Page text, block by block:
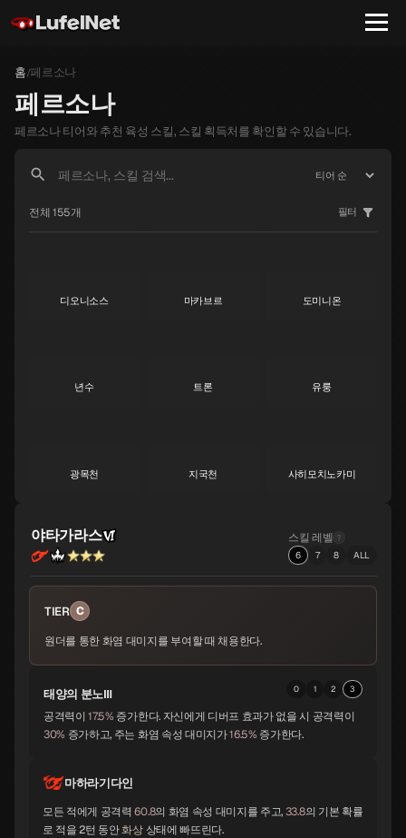
홈/페르소나
페르소나
페르소나 티어와 추천 육성 스킬, 스킬 획득처를 확인할 수 있습니다.
전체 155개 필터
야노식 가브리엘
디오니소스 마카브르 도미니온
년수 트론 유룽
광목천 지국천 사히모치노카미
황룡 아메노우즈메
산달폰 비슈누
A
자오우곤겐 비사문천
A
시바 토르 멜키세덱
야타가라스 스킬 레벨
6 7 8 ALL
TIER C
원더를 통한 화염 대미지를 부여할 때 채용한다.
태양의 분노Ⅲ 0 1 2 3
공격력이17.5% 증가한다. 자신에게 디버프 효과가 없을 시 공격력이
30% 증가하고, 주는 화염 속성 대미지가16.5% 증가한다.
마하라기다인
모든 적에게 공격력60.8의 화염 속성 대미지를 주고,33.8의 기본 확률
로 적을 2턴 동안화상상태에 빠뜨린다.